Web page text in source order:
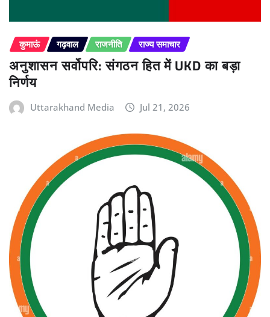
कुमाऊं गढ़वाल राजनीति राज्य समाचार
अनुशासन सर्वोपरि: संगठन हित में UKD का बड़ा
निर्णय
Uttarakhand Media Jul 21, 2026